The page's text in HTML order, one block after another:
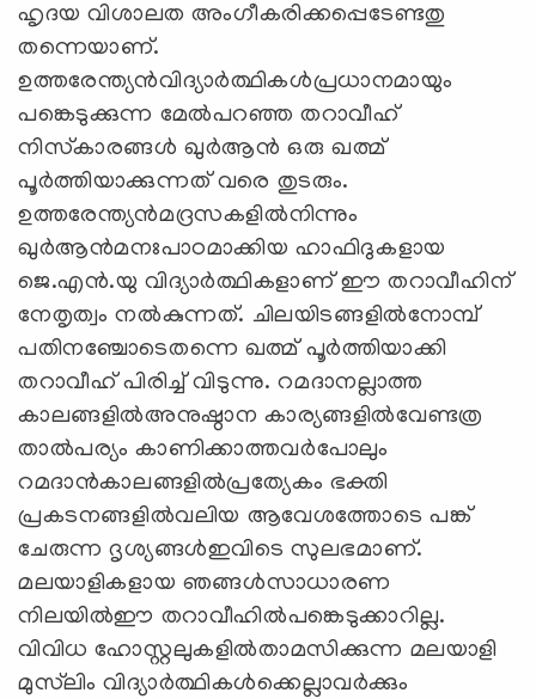
ഹൃദയ വിശാലത അംഗീകരിക്കപ്പെടേണ്ടതു
തന്നെയാണ്.
ഉത്തരേന്ത്യന്‍വിദ്യാര്‍ത്ഥികള്‍പ്രധാനമായും
പങ്കെടുക്കുന്ന മേല്‍പറഞ്ഞ തറാവീഹ്
നിസ്‌കാരങ്ങള്‍ ഖുര്‍ആന്‍ ഒരു ഖത്മ്
പൂര്‍ത്തിയാക്കുന്നത് വരെ തുടരും.
ഉത്തരേന്ത്യന്‍മദ്രസകളില്‍നിന്നും
ഖുര്‍ആന്‍മനഃപാഠമാക്കിയ ഹാഫിദുകളായ
ജെ.എന്‍.യു വിദ്യാര്‍ത്ഥികളാണ് ഈ തറാവീഹിന്
നേതൃത്വം നല്‍കുന്നത്. ചിലയിടങ്ങളില്‍നോമ്പ്
പതിനഞ്ചോടെതന്നെ ഖത്മ് പൂര്‍ത്തിയാക്കി
തറാവീഹ് പിരിച്ച് വിടുന്നു. റമദാനല്ലാത്ത
കാലങ്ങളില്‍അനുഷ്ഠാന കാര്യങ്ങളില്‍വേണ്ടത്ര
താല്‍പര്യം കാണിക്കാത്തവര്‍പോലും
റമദാന്‍കാലങ്ങളില്‍പ്രത്യേകം ഭക്തി
പ്രകടനങ്ങളില്‍വലിയ ആവേശത്തോടെ പങ്ക്
ചേരുന്ന ദൃശ്യങ്ങള്‍ഇവിടെ സുലഭമാണ്.
മലയാളികളായ ഞങ്ങള്‍സാധാരണ
നിലയില്‍ഈ തറാവീഹില്‍പങ്കെടുക്കാറില്ല.
വിവിധ ഹോസ്റ്റലുകളില്‍താമസിക്കുന്ന മലയാളി
മുസ്‌ലിം വിദ്യാര്‍ത്ഥികള്‍ക്കെല്ലാവര്‍ക്കും